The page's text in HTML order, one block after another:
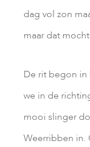
dag vol zon
maar dat
De rit begon in
we in de
mooi slinger
Weerribben in.